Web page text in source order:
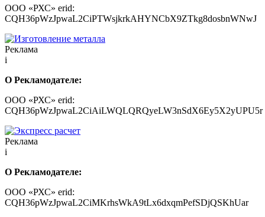
ООО «РХС» erid:
CQH36pWzJpwaL2CiPTWsjkrkAHYNCbX9ZTkg8dosbnWNwJ
Реклама
i
О Рекламодателе:
ООО «РХС» erid:
CQH36pWzJpwaL2CiAiLWQLQRQyeLW3nSdX6Ey5X2yUPU5r
Реклама
i
О Рекламодателе:
ООО «РХС» erid:
CQH36pWzJpwaL2CiMKrhsWkA9tLx6dxqmPefSDjQSKhUar